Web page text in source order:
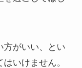
方がいい、とい
いけません。